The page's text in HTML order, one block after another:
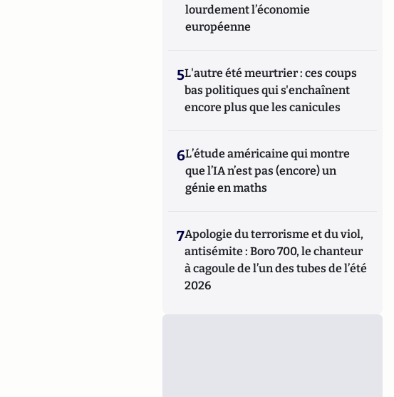
lourdement l’économie
européenne
5L'autre été meurtrier : ces coups
bas politiques qui s'enchaînent
encore plus que les canicules
6L’étude américaine qui montre
que l’IA n’est pas (encore) un
génie en maths
7Apologie du terrorisme et du viol,
antisémite : Boro 700, le chanteur
à cagoule de l’un des tubes de l’été
2026